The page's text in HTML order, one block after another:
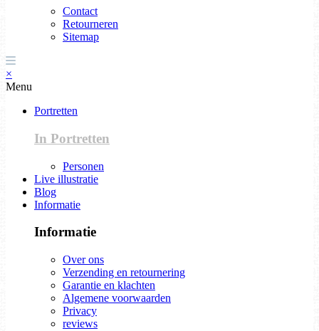
Contact
Retourneren
Sitemap
×
Menu
Portretten
In Portretten
Personen
Live illustratie
Blog
Informatie
Informatie
Over ons
Verzending en retournering
Garantie en klachten
Algemene voorwaarden
Privacy
reviews